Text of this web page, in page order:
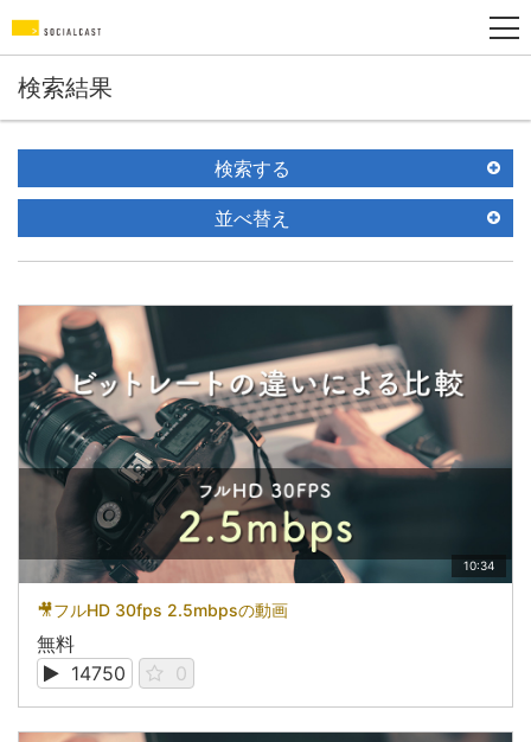
検索結果
検索する
並べ替え
10:34
🎥フルHD 30fps 2.5mbpsの動画
無料
14750
0